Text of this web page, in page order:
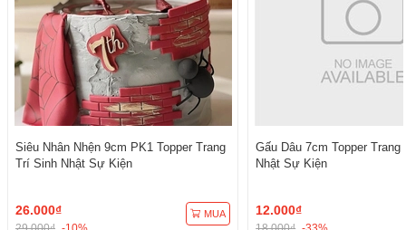
Siêu Nhân Nhện 9cm PK1 Topper Trang
Trí Sinh Nhật Sự Kiện
26.000₫ MUA
Gấu Dâu 7cm Topper Trang
Nhật Sự Kiện
12.000₫